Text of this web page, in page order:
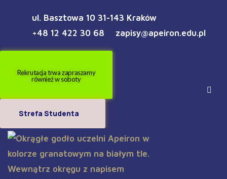
ul. Basztowa 10 31-143 Kraków
+48 12 422 30 68
zapisy@apeiron.edu.pl
Rekrutacja trwa zapraszamy
również w soboty
Strefa Studenta